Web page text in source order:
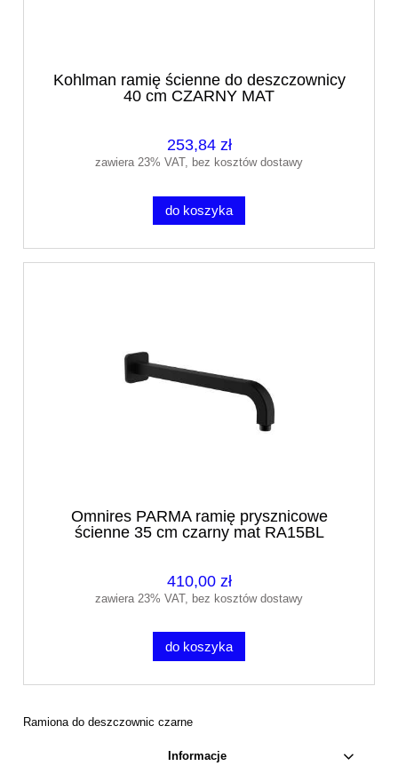
Kohlman ramię ścienne do deszczownicy
40 cm CZARNY MAT
253,84 zł
zawiera 23% VAT, bez kosztów dostawy
do koszyka
Omnires PARMA ramię prysznicowe
ścienne 35 cm czarny mat RA15BL
410,00 zł
zawiera 23% VAT, bez kosztów dostawy
do koszyka
Ramiona do deszczownic czarne
Informacje